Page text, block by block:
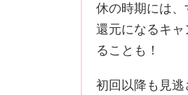
休の時期には
還元になるキ
ることも！
初回以降も見逃